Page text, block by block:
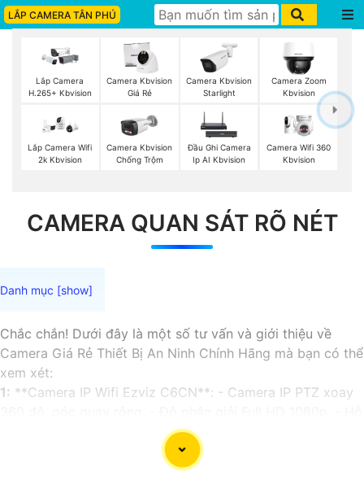
LẮP CAMERA TÂN PHÚ
Lắp Camera
H.265+ Kbvision
Camera Kbvision
Giá Rẻ
Camera Kbvision
Starlight
Camera Zoom
Kbvision
Lắp Camera Wifi
2k Kbvision
Camera Kbvision
Chống Trộm
Đầu Ghi Camera
Ip AI Kbvision
Camera Wifi 360
Kbvision
CAMERA QUAN SÁT RÕ NÉT
Chắc chắn! Dưới đây là một số tư vấn và giới thiệu về
Camera Giá Rẻ Thiết Bị An Ninh Chính Hãng mà bạn có thể
xem xét:
1: **Camera IP Wifi Ezviz C6CN**: - Camera IP PTZ xoay
trợ kết nối không dây WiFi. - Tích hợp công nghệ hồng
ngoại thông minh. - Phù hợp để theo dõi khoảng cách xa.
**Camera Hikvision DS-2CD1021-I**: - Camera IP